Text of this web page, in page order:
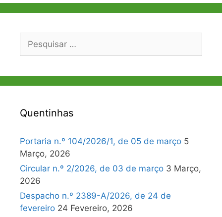
Pesquisar
Quentinhas
Portaria n.º 104/2026/1, de 05 de março 5
Março, 2026
Circular n.º 2/2026, de 03 de março 3 Março,
2026
Despacho n.º 2389-A/2026, de 24 de
fevereiro 24 Fevereiro, 2026